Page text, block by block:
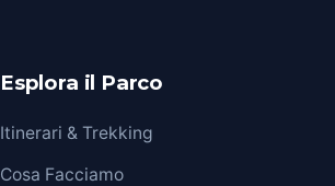
Esplora il Parco
Itinerari & Trekking
Cosa Facciamo